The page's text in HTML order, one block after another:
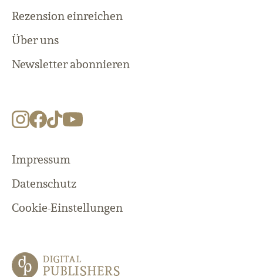
Rezension einreichen
Über uns
Newsletter abonnieren
Impressum
Datenschutz
Cookie-Einstellungen